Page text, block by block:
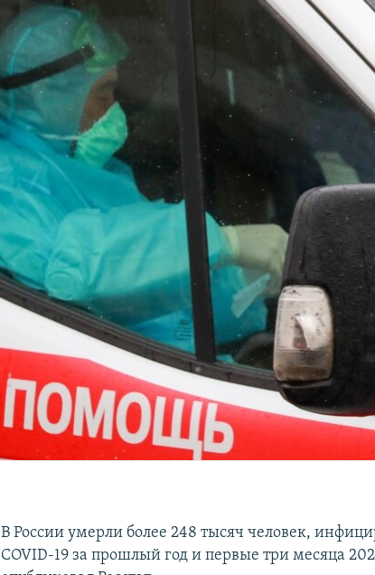
В России умерли более 248 тысяч человек,
COVID-19 за прошлый год и первые три месяца